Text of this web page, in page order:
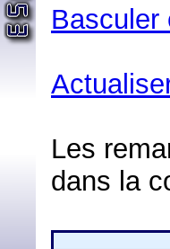
Basculer
Les
dans la